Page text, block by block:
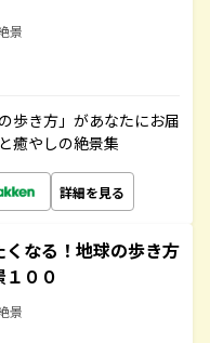
景
歩き方」があなたにお届
癒やしの絶景集
詳細を見る
なる！地球の歩き方
００
景